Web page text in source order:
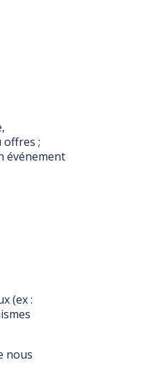
offres ;
événement
(ex :
nous